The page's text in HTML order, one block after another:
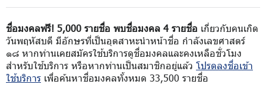
ชื่อมงคลฟรี! 5,000 รายชื่อ พบชื่อมงคล 4 รายชื่อ เกี่ยวกับคนเกิด
วันพฤหัสบดี มีอักษรที่เป็นอุตสาหะนำหน้าชื่อ กำลังเลขศาสตร์
๑๘ หากท่านเคยสมัครใช้บริการดูชื่อมงคลและคงเหลือชั่วโมง
สำหรับใช้บริการ หรือหากท่านเป็นสมาชิกอยู่แล้ว โปรดลงชื่อเข้า
ใช้บริการ เพื่อค้นหาชื่อมงคลทั้งหมด 33,500 รายชื่อ